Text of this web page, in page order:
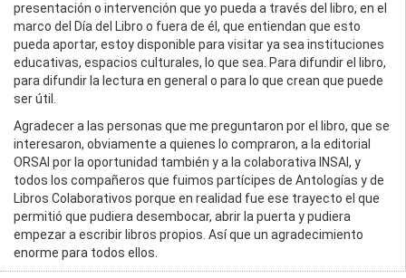
presentación o intervención que yo pueda a través del libro, en el
marco del Día del Libro o fuera de él, que entiendan que esto
pueda aportar, estoy disponible para visitar ya sea instituciones
educativas, espacios culturales, lo que sea. Para difundir el libro,
para difundir la lectura en general o para lo que crean que puede
ser útil.
Agradecer a las personas que me preguntaron por el libro, que se
interesaron, obviamente a quienes lo compraron, a la editorial
ORSAI por la oportunidad también y a la colaborativa INSAI, y
todos los compañeros que fuimos partícipes de Antologías y de
Libros Colaborativos porque en realidad fue ese trayecto el que
permitió que pudiera desembocar, abrir la puerta y pudiera
empezar a escribir libros propios. Así que un agradecimiento
enorme para todos ellos.